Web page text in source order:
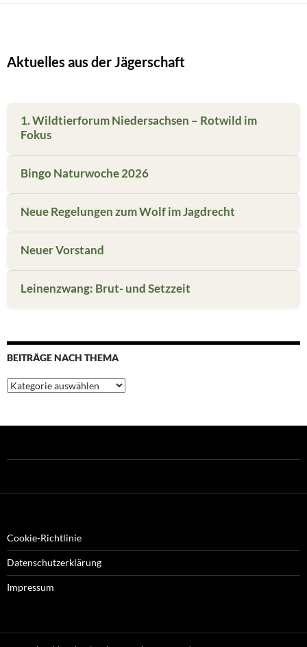
Aktuelles aus der Jägerschaft
1. Wildtierforum Niedersachsen – Rotwild im
Fokus
Bingo Naturwoche 2026
Neue Regelungen zum Wolf im Jagdrecht
Neuer Vorstand
Leinenzwang: Brut- und Setzzeit
BEITRÄGE NACH THEMA
Beiträge
nach
Cookie-Richtlinie
Datenschutzerklärung
Impressum